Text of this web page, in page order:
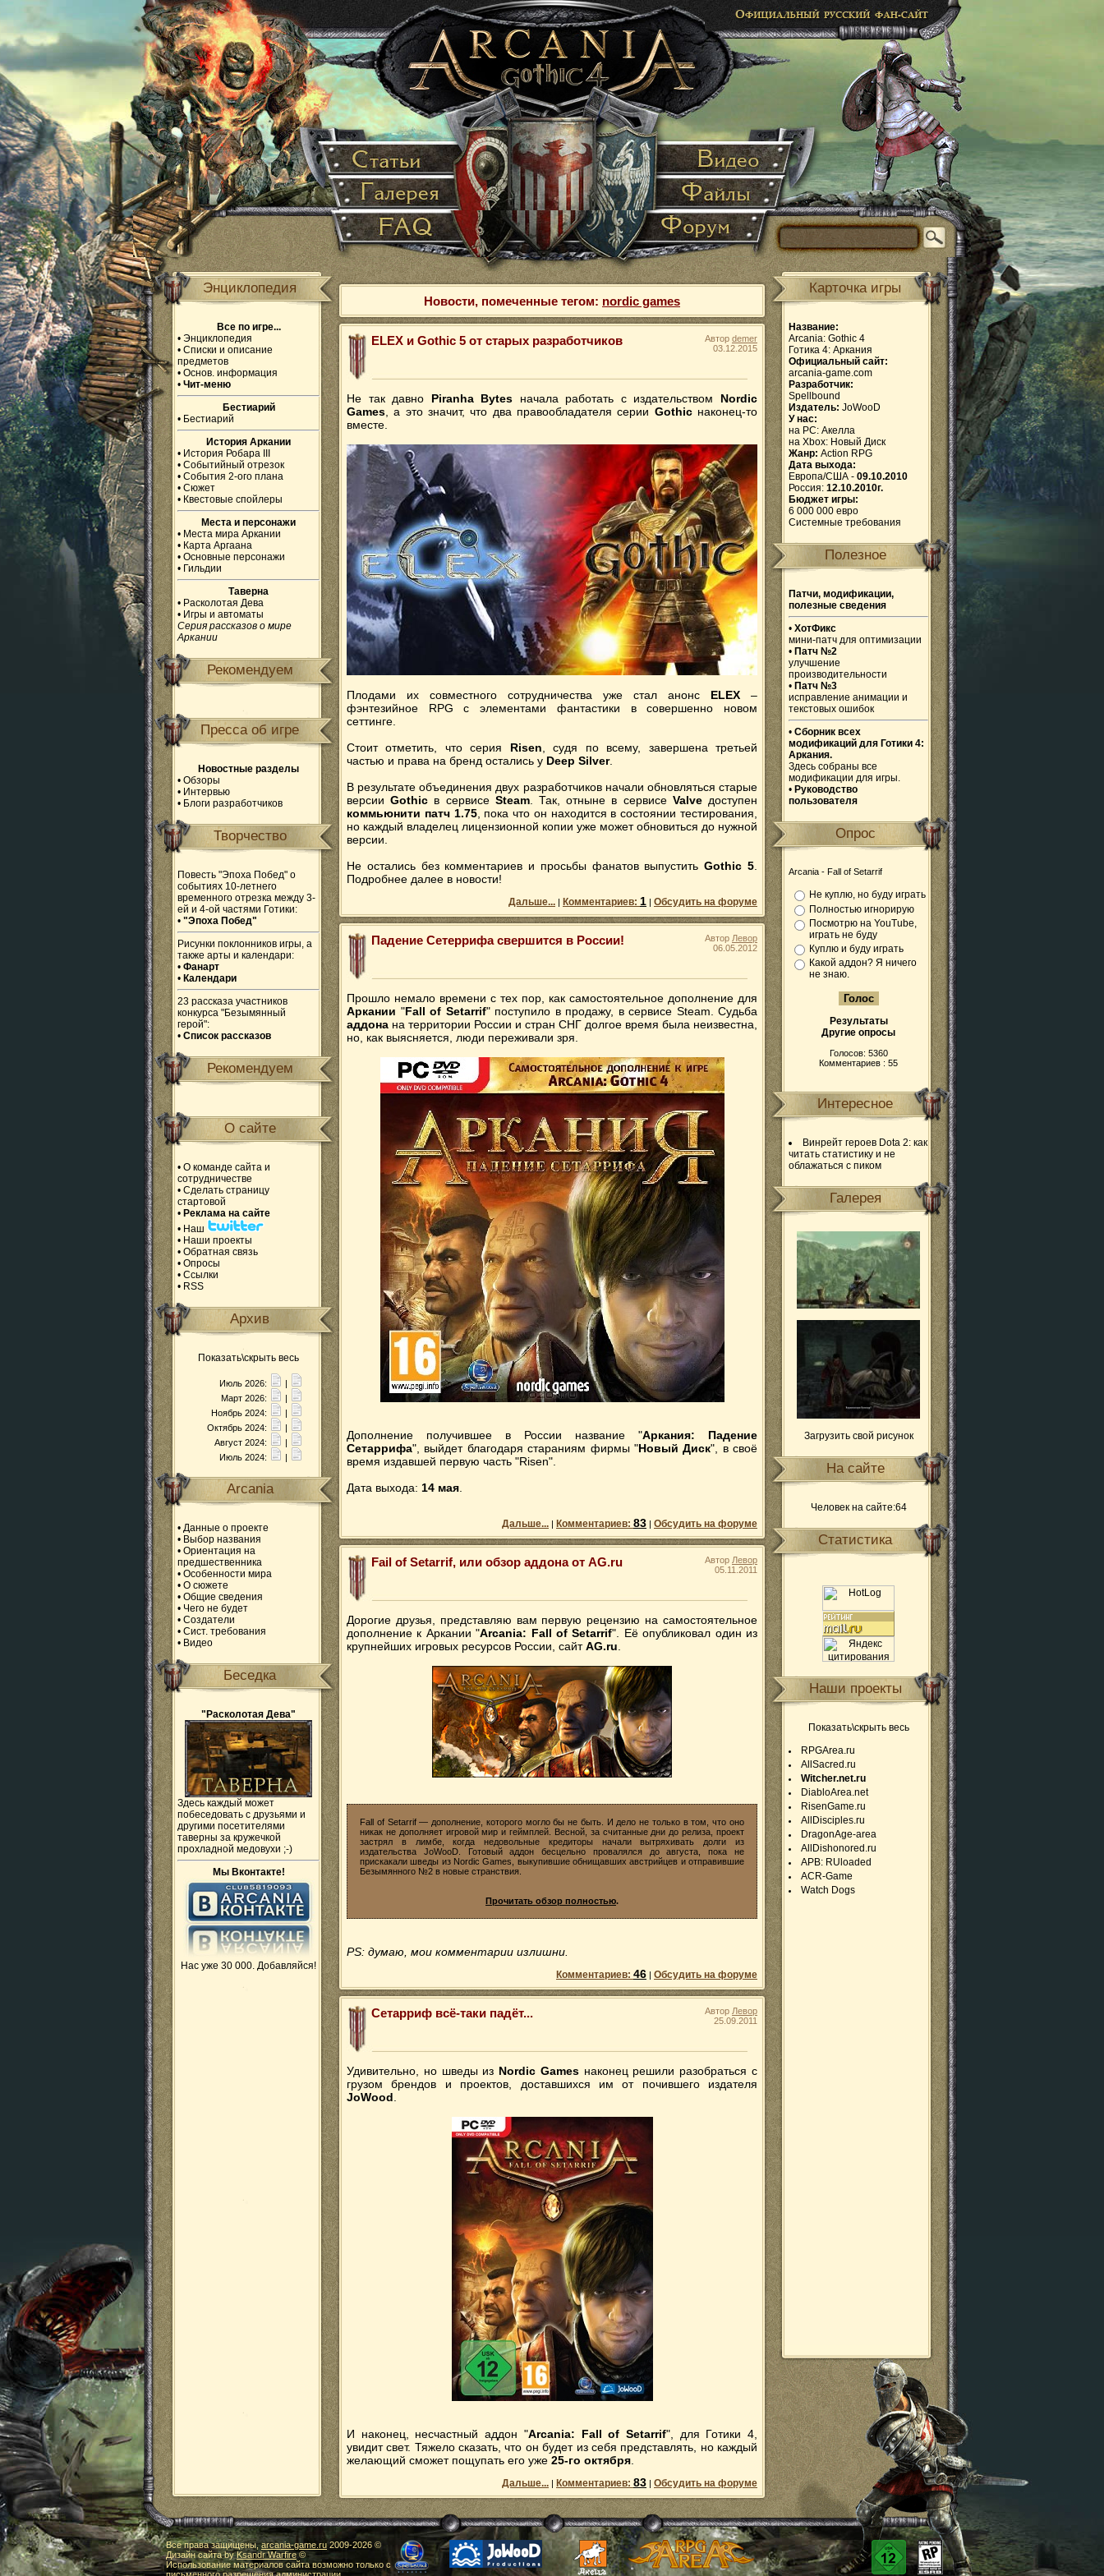
Энциклопедия
Все по игре...
• Энциклопедия
• Списки и описание
предметов
• Основ. информация
• Чит-меню
Бестиарий
• Бестиарий
История Аркании
• История Робара III
• Событийный отрезок
• События 2-ого плана
• Сюжет
• Квестовые спойлеры
Места и персонажи
• Места мира Аркании
• Карта Аргаана
• Основные персонажи
• Гильдии
Таверна
• Расколотая Дева
• Игры и автоматы
Серия рассказов о мире
Аркании
Рекомендуем
Пресса об игре
Новостные разделы
• Обзоры
• Интервью
• Блоги разработчиков
Творчество
Повесть "Эпоха Побед" о
событиях 10-летнего
временного отрезка между 3-
ей и 4-ой частями Готики:
• "Эпоха Побед"
Рисунки поклонников игры, а
также арты и календари:
• Фанарт
• Календари
23 рассказа участников
конкурса "Безымянный
герой":
• Список рассказов
Рекомендуем
О сайте
• О команде сайта и
сотрудничестве
• Сделать страницу
стартовой
• Реклама на сайте
• Наш
• Наши проекты
• Обратная связь
• Опросы
• Ссылки
• RSS
Архив
Показать\скрыть весь
Июль 2026:
|
Март 2026:
|
Ноябрь 2024:
|
Октябрь 2024:
|
Август 2024:
|
Июль 2024:
|
Arcania
• Данные о проекте
• Выбор названия
• Ориентация на
предшественника
• Особенности мира
• О сюжете
• Общие сведения
• Чего не будет
• Создатели
• Сист. требования
• Видео
Беседка
"Расколотая Дева"
Здесь каждый может
побеседовать с друзьями и
другими посетителями
таверны за кружечкой
прохладной медовухи ;-)
Мы Вконтакте!
Нас уже 30 000. Добавляйся!
Новости, помеченные тегом: nordic games
ELEX и Gothic 5 от старых разработчиков Автор demer
03.12.2015
Не так давно Piranha Bytes начала работать с издательством Nordic
Games , а это значит, что два правообладателя серии Gothicнаконец-то
вместе.
Плодами их совместного сотрудничества уже стал анонс ELEX –
фэнтезийное RPG с элементами фантастики в совершенно новом
сеттинге.
Стоит отметить, что серия Risen , судя по всему, завершена третьей
частью и права на бренд остались у Deep Silver.
В результате объединения двух разработчиков начали обновляться старые
версииGothic в сервисе Steam. Так, отныне в сервисе Valveдоступен
коммьюнити патч 1.75, пока что он находится в состоянии тестирования,
но каждый владелец лицензионной копии уже может обновиться до нужной
версии.
Не остались без комментариев и просьбы фанатов выпуститьGothic 5
Подробнее далее в новости!
Дальше... | Комментариев: 1 | Обсудить на форуме
Падение Сетеррифа свершится в России! Автор Левор
06.05.2012
Прошло немало времени с тех пор, как самостоятельное дополнение для
Аркании "Fall of Setarrif" поступило в продажу, в сервисе Steam. Судьба
аддона на территории России и стран СНГ долгое время была неизвестна,
но, как выясняется, люди переживали зря.
Дополнение получившее в России название "Аркания: Падение
Сетаррифа", выйдет благодаря стараниям фирмы "Новый Диск", в своё
время издавшей первую часть "Risen".
Дата выхода: 14 мая
Дальше... | Комментариев: 83 | Обсудить на форуме
Fail of Setarrif, или обзор аддона от AG.ru Автор Левор
05.11.2011
Дорогие друзья, представляю вам первую рецензию на самостоятельное
дополнение к Аркании "Arcania: Fall of Setarrif". Её опубликовал один из
крупнейших игровых ресурсов России, сайтAG.ru
Fall of Setarrif — дополнение, которого могло бы не быть. И дело не только в том, что оно
никак не дополняет игровой мир и геймплей. Весной, за считанные дни до релиза, проект
застрял в лимбе, когда недовольные кредиторы начали вытряхивать долги из
издательства JoWooD. Готовый аддон бесцельно провалялся до августа, пока не
прискакали шведы из Nordic Games, выкупившие обнищавших австрийцев и отправившие
Безымянного №2 в новые странствия.
Прочитать обзор полностью.
PS: думаю, мои комментарии излишни.
Комментариев: 46 | Обсудить на форуме
Сетарриф всё-таки падёт... Автор Левор
25.09.2011
Удивительно, но шведы из Nordic Gamesнаконец решили разобраться с
грузом брендов и проектов, доставшихся им от почившего издателя
JoWood
И наконец, несчастный аддон "Arcania: Fall of Setarrif", для Готики 4,
увидит свет. Тяжело сказать, что он будет из себя представлять, но каждый
желающий сможет пощупать его уже 25-го октября
Дальше... | Комментариев: 83 | Обсудить на форуме
Карточка игры
Название:
Arcania: Gothic 4
Готика 4: Аркания
Официальный сайт:
arcania-game.com
Разработчик:
Spellbound
Издатель: JoWooD
У нас:
на PC: Акелла
на Xbox: Новый Диск
Жанр: Action RPG
Дата выхода:
Европа/США - 09.10.2010
Россия: 12.10.2010г.
Бюджет игры:
6 000 000 евро
Системные требования
Полезное
Патчи, модификации,
полезные сведения
• ХотФикс
мини-патч для оптимизации
• Патч №2
улучшение
производительности
• Патч №3
исправление анимации и
текстовых ошибок
• Сборник всех
модификаций для Готики 4:
Аркания.
Здесь собраны все
модификации для игры.
• Руководство
пользователя
Опрос
Arcania - Fall of Setarrif
Не куплю, но буду играть
Полностью игнорирую
Посмотрю на YouTube,
играть не буду
Куплю и буду играть
Какой аддон? Я ничего
не знаю.
Результаты
Другие опросы
Голосов: 5360
Комментариев : 55
Интересное
Винрейт героев Dota 2: как
читать статистику и не
облажаться с пиком
Галерея
Загрузить свой рисунок
На сайте
Человек на сайте:64
Статистика
Наши проекты
Показать\скрыть весь
RPGArea.ru
AllSacred.ru
Witcher.net.ru
DiabloArea.net
RisenGame.ru
AllDisciples.ru
DragonAge-area
AllDishonored.ru
APB: RUloaded
ACR-Game
Watch Dogs
Все права защищены,arcania-game.ru2009-2026 ©
Дизайн сайта byKsandr Warfire©
Использование материалов сайта возможно только с